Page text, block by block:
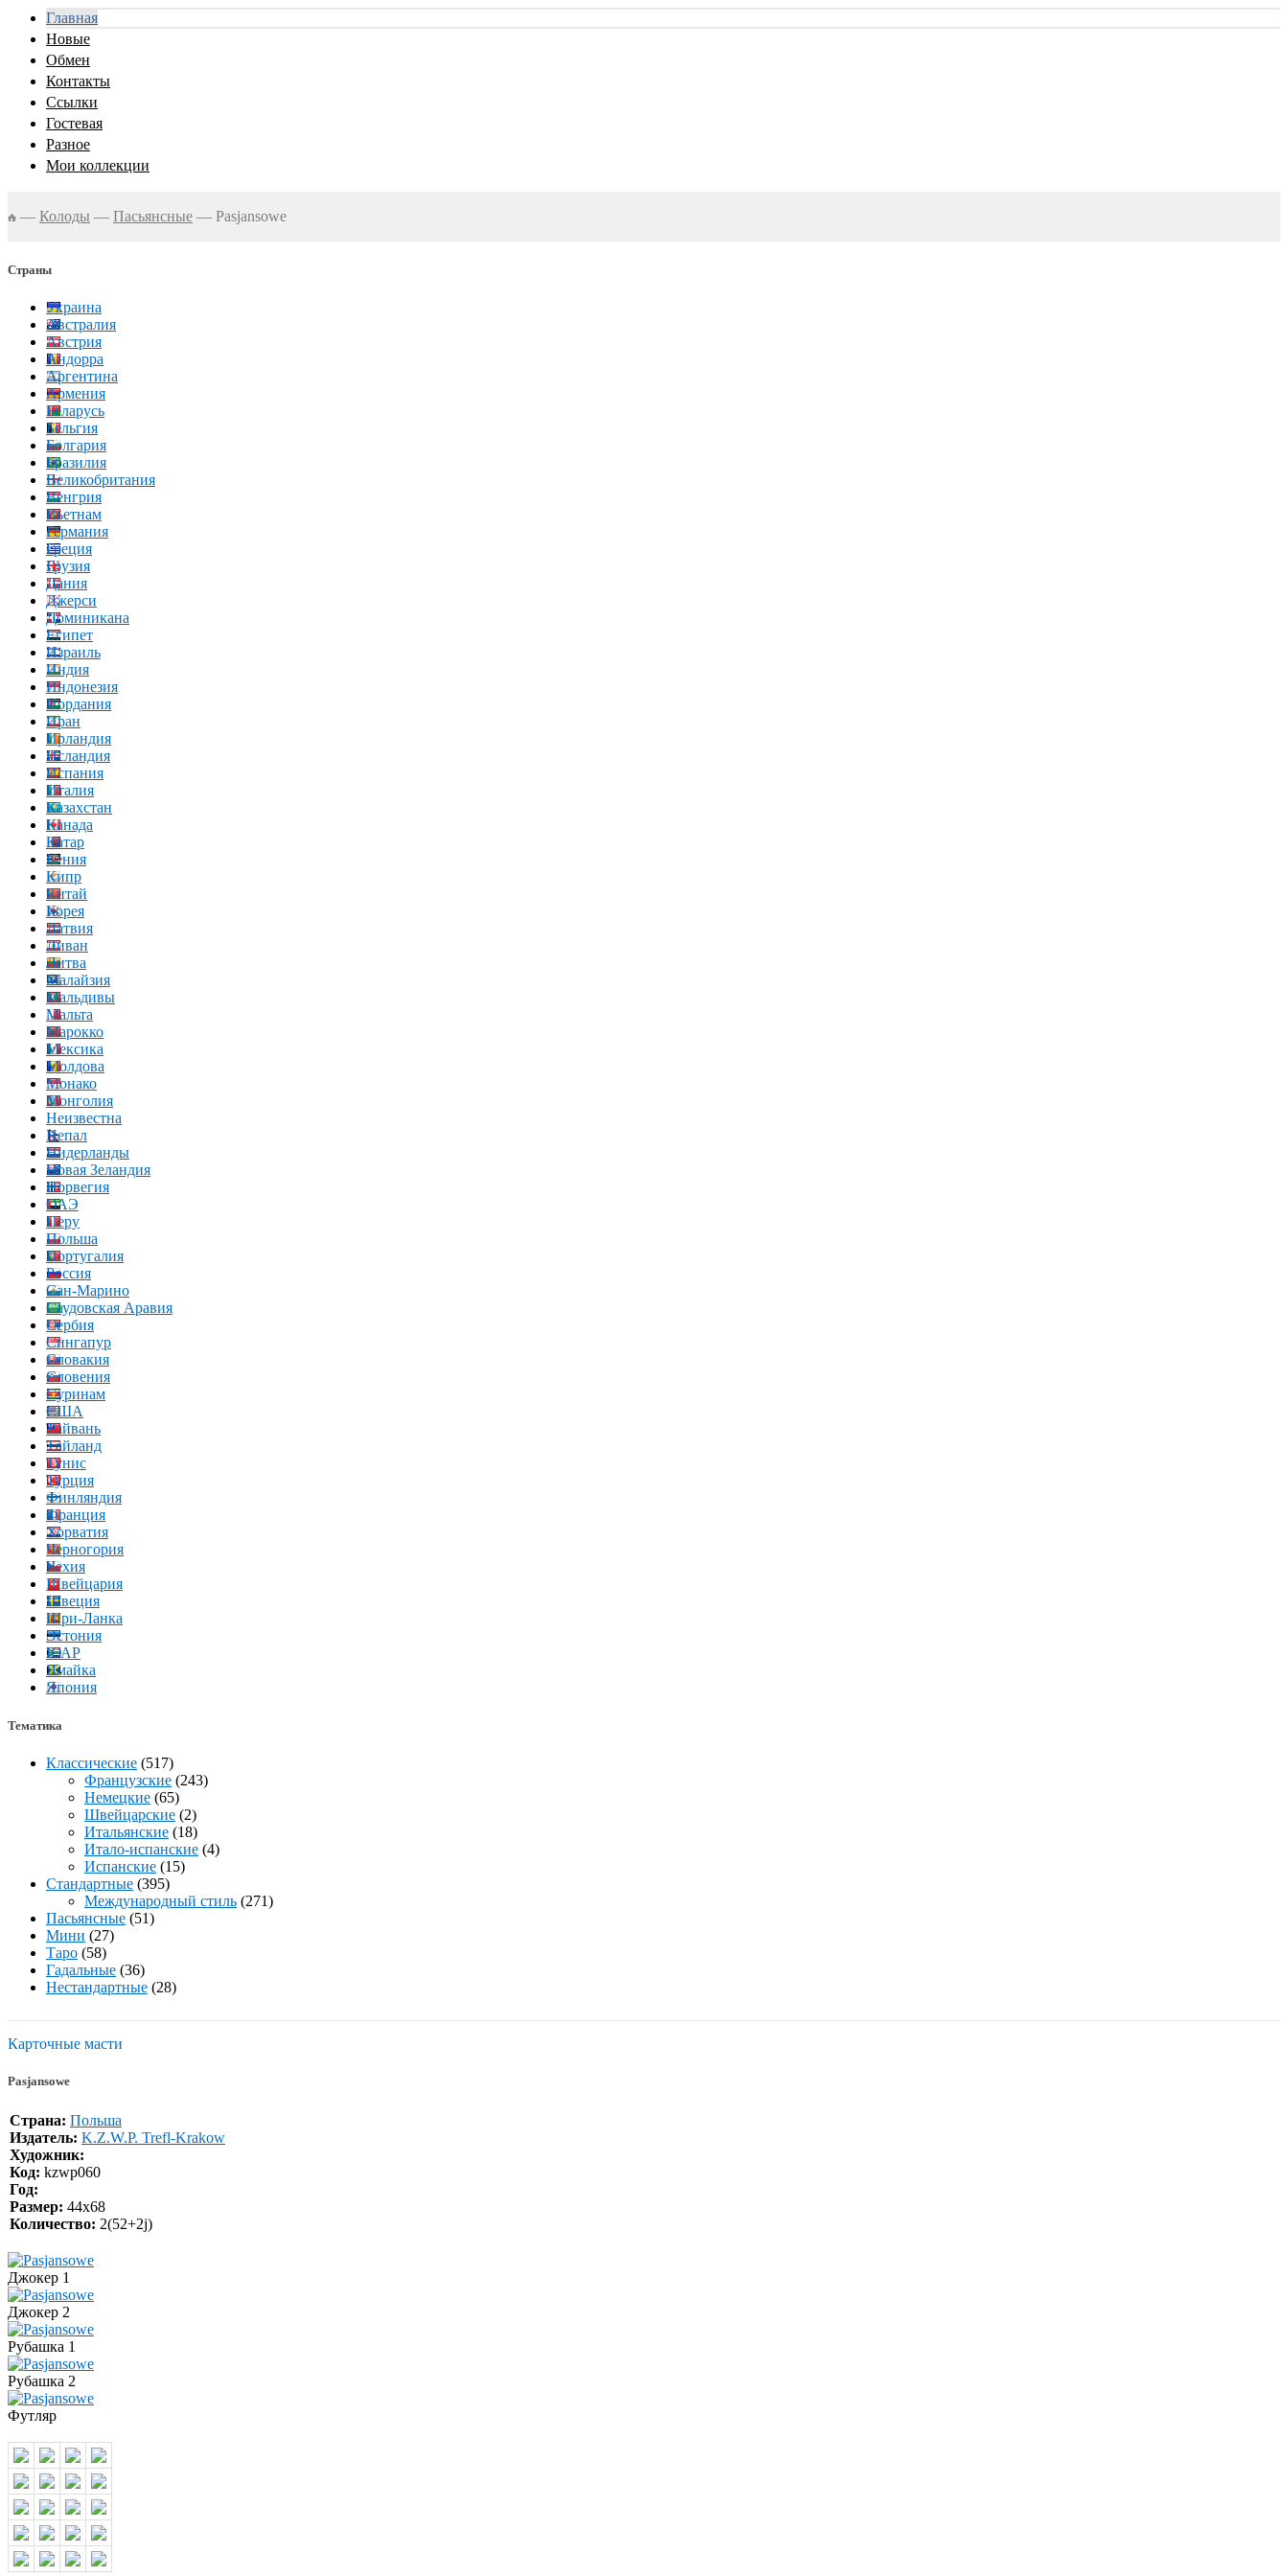
Главная
Новые
Обмен
Контакты
Ссылки
Гостевая
Разное
Мои коллекции
— Колоды — Пасьянсные — Pasjansowe
Страны
Украина
Австралия
Австрия
Андорра
Аргентина
Армения
Беларусь
Бельгия
Болгария
Бразилия
Великобритания
Венгрия
Вьетнам
Германия
Греция
Грузия
Дания
Джерси
Доминикана
Египет
Израиль
Индия
Индонезия
Иордания
Иран
Ирландия
Исландия
Испания
Италия
Казахстан
Канада
Катар
Кения
Кипр
Китай
Корея
Латвия
Ливан
Литва
Малайзия
Мальдивы
Мальта
Марокко
Мексика
Молдова
Монако
Монголия
Неизвестна
Непал
Нидерланды
Новая Зеландия
Норвегия
ОАЭ
Перу
Польша
Португалия
Россия
Сан-Марино
Саудовская Аравия
Сербия
Сингапур
Словакия
Словения
Суринам
США
Тайвань
Тайланд
Тунис
Турция
Финляндия
Франция
Хорватия
Черногория
Чехия
Швейцария
Швеция
Шри-Ланка
Эстония
ЮАР
Ямайка
Япония
Тематика
Классические (517)
Французские (243)
Немецкие (65)
Швейцарские (2)
Итальянские (18)
Итало-испанские (4)
Испанские (15)
Стандартные (395)
Международный стиль (271)
Пасьянсные (51)
Мини (27)
Таро (58)
Гадальные (36)
Нестандартные (28)
Карточные масти
Pasjansowe
Страна: Польша
Издатель: K.Z.W.P. Trefl-Krakow
Художник:
Код: kzwp060
Год:
Размер: 44х68
Количество: 2(52+2j)
Джокер 1
Джокер 2
Рубашка 1
Рубашка 2
Футляр